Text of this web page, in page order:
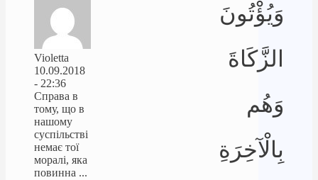
وَيُؤْتُونَ
الزَّكَاةَ
وَهُم
بِالْآخِرَةِ
Violetta
10.09.2018
- 22:36
Справа в
тому, що в
нашому
суспільстві
немає тої
моралі, яка
повинна ...